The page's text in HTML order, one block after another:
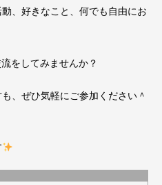
、好きなこと、何でも自由にお
をしてみませんか？
、ぜひ気軽にご参加ください＾